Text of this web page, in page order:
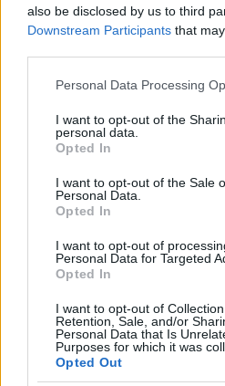
also be disclosed by us to third
Downstream Participants that
Please note that this website/app
not limited to your visit or usage
grant or deny consent to Google
use your data for below specified
consent section.
Personal Data Processing
I want to opt-out of the
personal data.
Opted In
I want to opt-out of the Sale
Personal Data.
Opted In
I want to opt-out of
Personal Data for Targeted
Opted In
I want to opt-out of
Retention, Sale, and/or
Personal Data that Is
Purposes for which it was
Opted Out
CELEBKLUB
MŰSORVEZETŐ # NÁNÁSI PÁL
CSOBOT ADÉL